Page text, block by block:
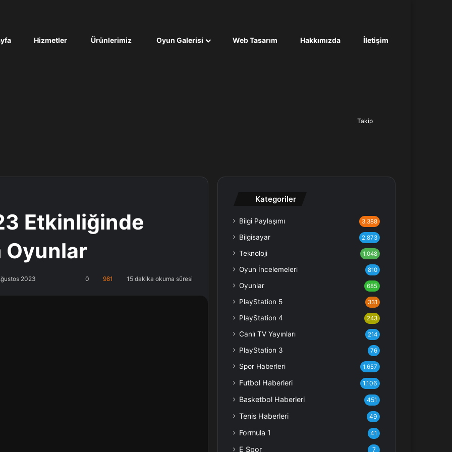
Hizmetler Ürünlerimiz Oyun Galerisi Web Tasarım Hakkımızda İletişim
Takip
Etkinliğinde
Oyunlar
2023 0 981 15 dakika okuma süresi
Kategoriler
Bilgi Paylaşımı 3.388
Bilgisayar 2.873
Teknoloji 1.048
Oyun İncelemeleri 810
Oyunlar 685
PlayStation 5 331
PlayStation 4 243
Canlı TV Yayınları 214
PlayStation 3 76
Spor Haberleri 1.657
Futbol Haberleri 1.106
Basketbol Haberleri 451
Tenis Haberleri 49
Formula 1 41
E Spor 7